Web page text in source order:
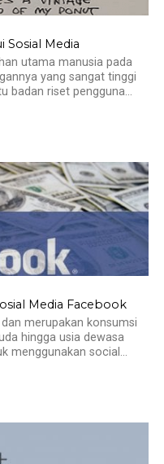
Sosial Media
utama manusia pada
yang sangat tinggi
badan riset pengguna...
Media Facebook
merupakan konsumsi
hingga usia dewasa
menggunakan social...